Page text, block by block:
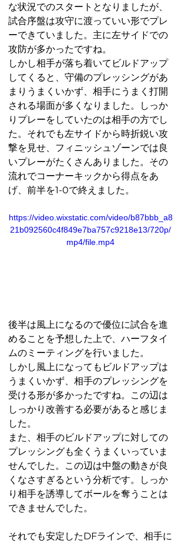
な状況でのスタートとなりましたが、
試合序盤は攻守に渡っていい形でプレ
ーできていました。主に左サイドでの
攻防が多かったですね。
しかし相手が落ち着いてビルドアップ
してくると、守備のプレッシングがあ
まりうまくいかず、相手にうまく打開
される場面が多くなりました。しっか
りプレーをしていたのは相手の方でし
た。それでも左サイドから時折鋭い攻
撃を見せ、フィニッシュゾーンでは良
いプレーがたくさんありました。その
流れでコーナーキックから得点をあ
げ、前半を1-0で終えました。
https://video.wixstatic.com/video/b87bbb_a8
21b092560c4f849e7ba757c9218e13/720p/
mp4/file.mp4
後半は風上になるので優位に試合を進
めることを予想した上で、ハーフタイ
ムのミーティングを行いました。
しかし風上になってもビルドアップは
うまくいかず、相手のプレッシングを
受ける形が多かったですね。この辺は
しっかり改善する必要があると感じま
した。
また、相手のビルドアップに対しての
プレッシングも全くうまくいっていま
せんでした。この辺は中盤の動きが良
くなさすぎるという分析です。しっか
り相手を誘導してボールを奪うことは
できませんでした。
それでも安定したDFラインで、相手に